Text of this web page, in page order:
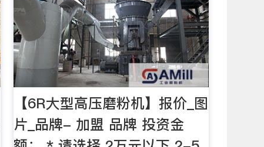
【6R大型高压磨粉机】报价_图
片_品牌- 加盟 品牌 投资金